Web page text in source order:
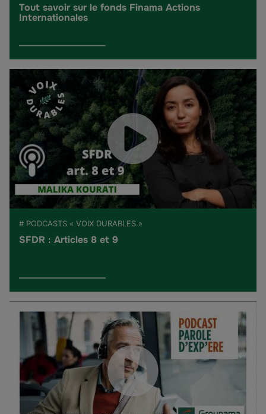
Tout savoir sur le fonds Finama Actions
Internationales
# PODCASTS « VOIX DURABLES »
SFDR : Articles 8 et 9